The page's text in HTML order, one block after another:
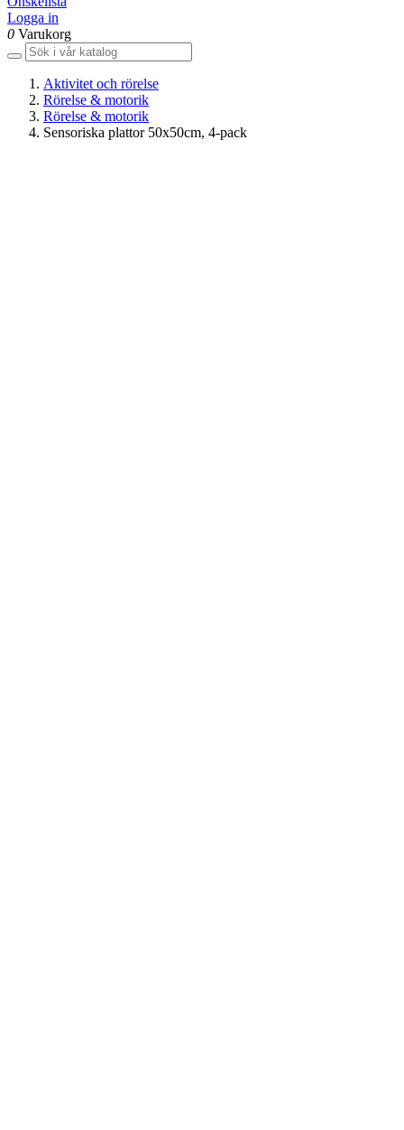
Logga in
0 Varukorg
Aktivitet och rörelse
Rörelse & motorik
Rörelse & motorik
Sensoriska plattor 50x50cm, 4-pack